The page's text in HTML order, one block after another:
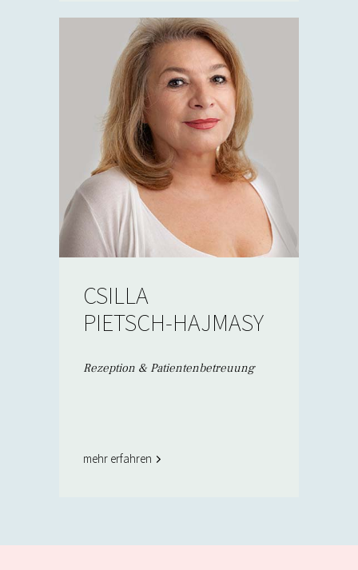
CSILLA
PIETSCH-HAJMASY
Rezeption & Patientenbetreuung
mehr erfahren